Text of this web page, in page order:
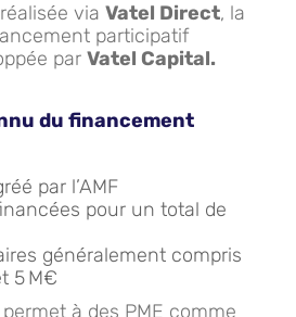
via Vatel Direct, la
participatif
par Vatel Capital.
du financement
par l’AMF
pour un total de
généralement compris
5 M€
à des PME comme